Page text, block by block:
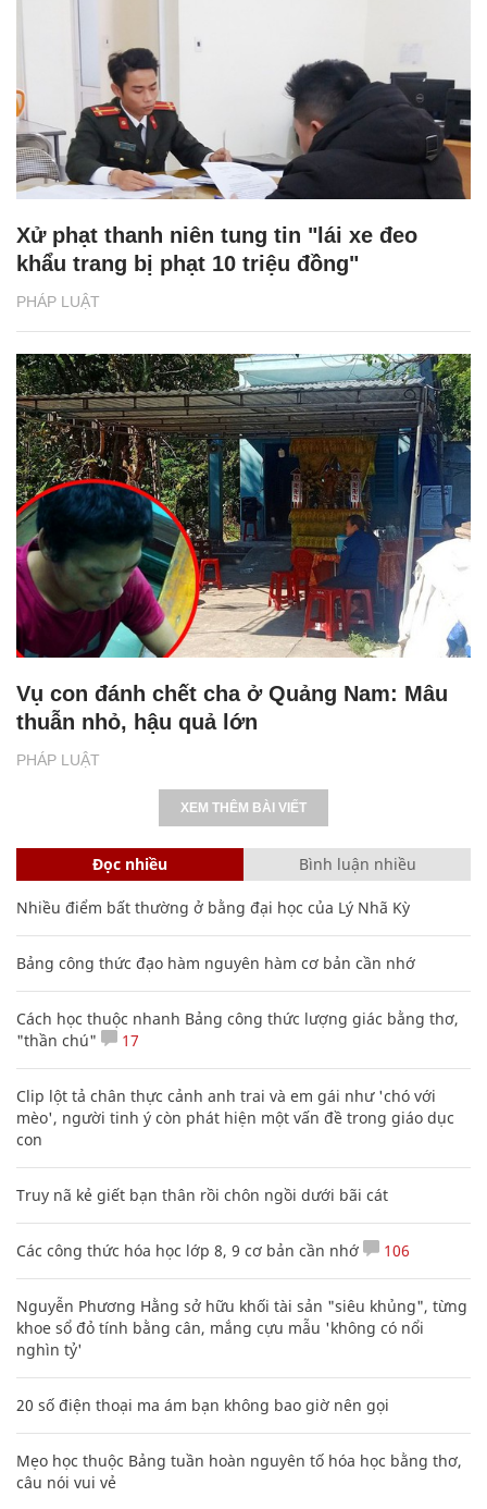
PHÁP LUẬT
Xử phạt thanh niên tung tin "lái xe đeo
khẩu trang bị phạt 10 triệu đồng"
PHÁP LUẬT
Vụ con đánh chết cha ở Quảng Nam: Mâu
thuẫn nhỏ, hậu quả lớn
XEM THÊM BÀI VIẾT
Đọc nhiều Bình luận nhiều
Nhiều điểm bất thường ở bằng đại học của Lý Nhã Kỳ
Bảng công thức đạo hàm nguyên hàm cơ bản cần nhớ
Cách học thuộc nhanh Bảng công thức lượng giác bằng thơ,
"thần chú"
17
Clip lột tả chân thực cảnh anh trai và em gái như 'chó với
mèo', người tinh ý còn phát hiện một vấn đề trong giáo dục
con
Truy nã kẻ giết bạn thân rồi chôn ngồi dưới bãi cát
Các công thức hóa học lớp 8, 9 cơ bản cần nhớ 106
Nguyễn Phương Hằng sở hữu khối tài sản "siêu khủng", từng
khoe sổ đỏ tính bằng cân, mắng cựu mẫu 'không có nổi
nghìn tỷ'
20 số điện thoại ma ám bạn không bao giờ nên gọi
Mẹo học thuộc Bảng tuần hoàn nguyên tố hóa học bằng thơ,
câu nói vui vẻ